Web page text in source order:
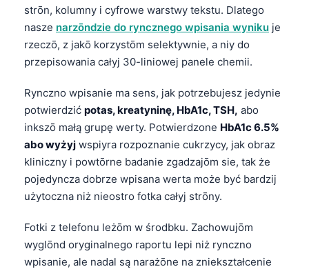
strōn, kolumny i cyfrowe warstwy tekstu. Dlatego
nasze narzōndzie do ryncznego wpisania wyniku je
rzeczō, z jakō korzystōm selektywnie, a niy do
przepisowania całyj 30-liniowej panele chemii.
Rynczno wpisanie ma sens, jak potrzebujesz jedynie
potwierdzić potas, kreatyninę, HbA1c, TSH, abo
inkszō małą grupę werty. Potwierdzone HbA1c 6.5%
abo wyżyj wspiyra rozpoznanie cukrzycy, jak obraz
kliniczny i powtōrne badanie zgadzajōm sie, tak że
pojedyncza dobrze wpisana werta może być bardzij
użytoczna niż nieostro fotka całyj strōny.
Fotki z telefonu leżōm w środbku. Zachowujōm
wyglōnd oryginalnego raportu lepi niż rynczno
wpisanie, ale nadal są narażōne na zniekształcenie